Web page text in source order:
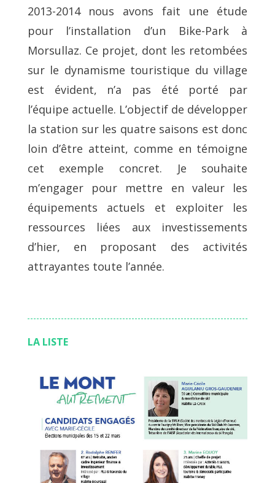
2013-2014 nous avons fait une étude
pour l’installation d’un Bike-Park à
Morsullaz. Ce projet, dont les retombées
sur le dynamisme touristique du village
est évident, n’a pas été porté par
l’équipe actuelle. L’objectif de développer
la station sur les quatre saisons est donc
loin d’être atteint, comme en témoigne
cet exemple concret. Je souhaite
m’engager pour mettre en valeur les
équipements actuels et exploiter les
ressources liées aux investissements
d’hier, en proposant des activités
attrayantes toute l’année.
LA LISTE